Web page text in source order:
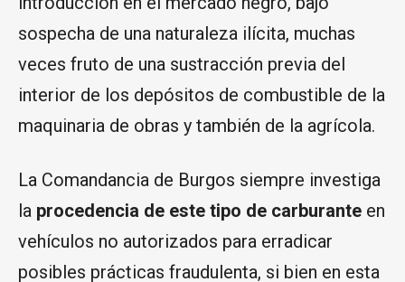
sospecha de una naturaleza ilícita, muchas
veces fruto de una sustracción previa del
interior de los depósitos de combustible de la
maquinaria de obras y también de la agrícola.
La Comandancia de Burgos siempre investiga
la procedencia de este tipo de carburante en
vehículos no autorizados para erradicar
posibles prácticas fraudulenta, si bien en esta